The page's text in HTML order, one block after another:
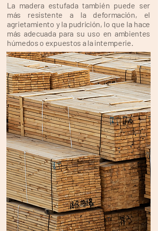
La madera estufada también puede ser
más resistente a la deformación, el
agrietamiento y la pudrición, lo que la hace
más adecuada para su uso en ambientes
húmedos o expuestos a la intemperie.